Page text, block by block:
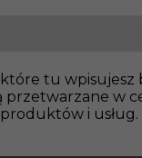
Niemcy
tu wpisujesz
przetwarzane w
i usług.